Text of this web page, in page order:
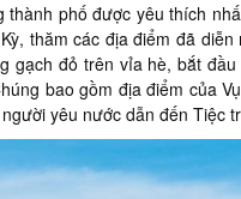
phố được yêu thích
thăm các địa điểm đã
gạch đỏ trên vỉa hè, bắt
bao gồm địa điểm của
yêu nước dẫn đến Tiệc